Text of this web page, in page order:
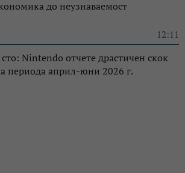
до неузнаваемост
12:11
Nintendo отчете драстичен скок
периода април-юни 2026 г.